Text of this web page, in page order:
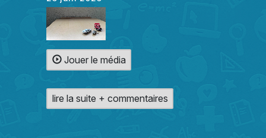
Jouer le média
lire la suite + commentaires